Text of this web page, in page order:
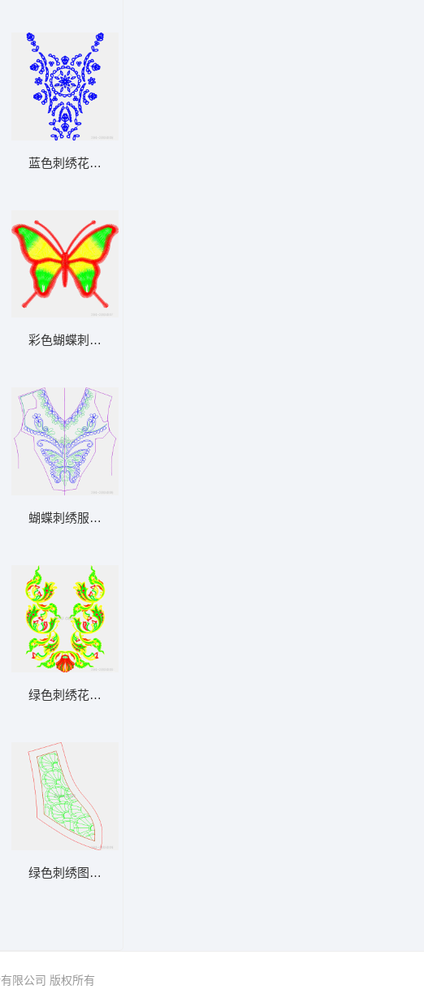
计
蓝色刺绣花纹图案设计
彩色蝴蝶刺绣图案
蝴蝶刺绣服装设计图
绿色刺绣花卉图案
绿色刺绣图案设计图
限公司 版权所有